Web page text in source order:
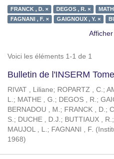
FRANCK , D. × DEGOS , R. ×
FAGNANI , F. ×
GAIGNOUX , Y. ×
Voici les éléments 1-1 de 1
Bulletin de l'INSERM
RIVAT , Liliane; ROPARTZ , C.;
L.; MATHE , G.; DEGOS , R.;
BERNADOU , M.; FRANCK , D.;
S.; DUCHE , D.J.; BUTTIAUX , R.;
MAUJOL , L.; FAGNANI , F. (
1968)